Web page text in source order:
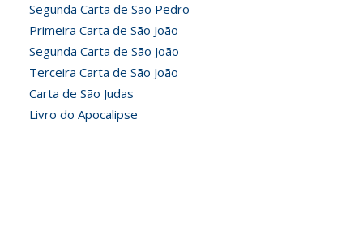
Segunda Carta de São Pedro
Primeira Carta de São João
Segunda Carta de São João
Terceira Carta de São João
Carta de São Judas
Livro do Apocalipse